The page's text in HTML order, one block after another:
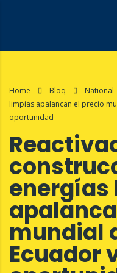
Home Bloq National
limpias apalancan el precio
oportunidad
mundial
Ecuador